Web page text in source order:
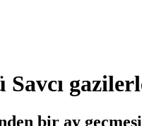
Savcı
bir ay